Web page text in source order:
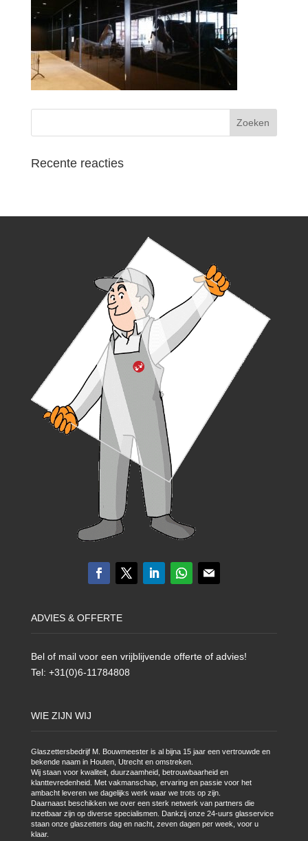
Recente reacties
ADVIES & OFFERTE
Bel of mail voor een vrijblijvende offerte of advies!
Tel: +31(0)6-11784808
WIE ZIJN WIJ
Glaszettersbedrijf M. Bouwmeester is al bijna 15 jaar een vertrouwde en
bekende naam in Houten, Utrecht en omstreken.
Wij staan voor kwaliteit, duurzaamheid, betrouwbaarheid en
klanttevredenheid. Met vakmanschap, ervaring en passie voor het
ambacht leveren we dagelijks werk waar we trots op zijn.
Daarnaast beschikken we over een sterk netwerk van partners die
inzetbaar zijn op diverse specialismen. Dankzij onze 24-uurs glasservice
staan onze glaszetters dag en nacht, zeven dagen per week, voor u
klaar.